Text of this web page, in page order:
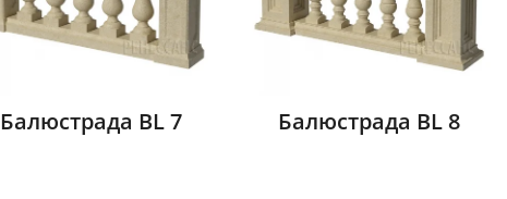
Балюстрада BL 7 Балюстрада BL 8